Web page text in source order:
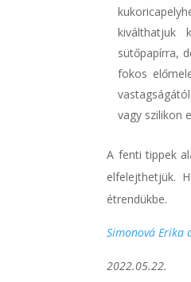
kiválthatjuk
sütőpapírra,
fokos
vagy szilikon
A fenti tippek
elfelejthetjük.
étrendükbe.
Simonová Erika
2022.05.22.